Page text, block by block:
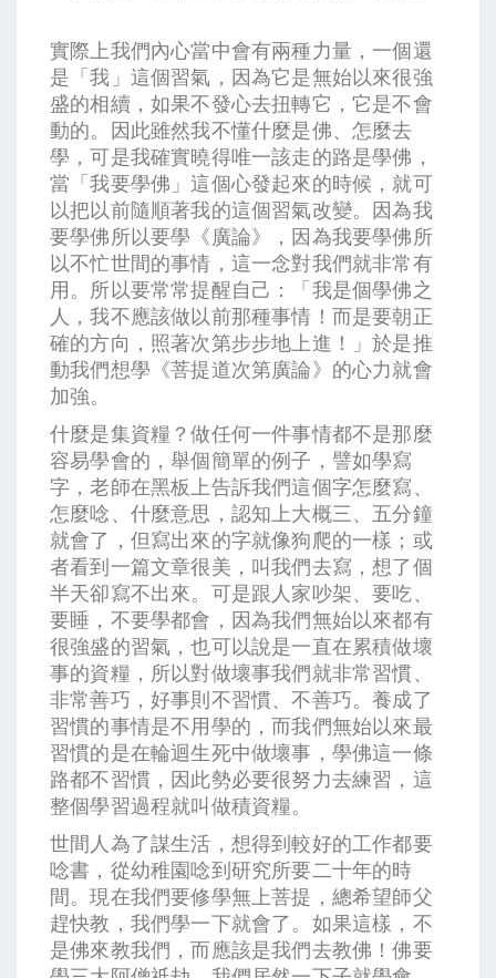
實際上我們內心當中會有兩種力量，一個還
是「我」這個習氣，因為它是無始以來很強
盛的相續，如果不發心去扭轉它，它是不會
動的。因此雖然我不懂什麼是佛、怎麼去
學，可是我確實曉得唯一該走的路是學佛，
當「我要學佛」這個心發起來的時候，就可
以把以前隨順著我的這個習氣改變。因為我
要學佛所以要學《廣論》，因為我要學佛所
以不忙世間的事情，這一念對我們就非常有
用。所以要常常提醒自己：「我是個學佛之
人，我不應該做以前那種事情！而是要朝正
確的方向，照著次第步步地上進！」於是推
動我們想學《菩提道次第廣論》的心力就會
加強。
什麼是集資糧？做任何一件事情都不是那麼
容易學會的，舉個簡單的例子，譬如學寫
字，老師在黑板上告訴我們這個字怎麼寫、
怎麼唸、什麼意思，認知上大概三、五分鐘
就會了，但寫出來的字就像狗爬的一樣；或
者看到一篇文章很美，叫我們去寫，想了個
半天卻寫不出來。可是跟人家吵架、要吃、
要睡，不要學都會，因為我們無始以來都有
很強盛的習氣，也可以說是一直在累積做壞
事的資糧，所以對做壞事我們就非常習慣、
非常善巧，好事則不習慣、不善巧。養成了
習慣的事情是不用學的，而我們無始以來最
習慣的是在輪迴生死中做壞事，學佛這一條
路都不習慣，因此勢必要很努力去練習，這
整個學習過程就叫做積資糧。
世間人為了謀生活，想得到較好的工作都要
唸書，從幼稚園唸到研究所要二十年的時
間。現在我們要修學無上菩提，總希望師父
趕快教，我們學一下就會了。如果這樣，不
是佛來教我們，而應該是我們去教佛！佛要